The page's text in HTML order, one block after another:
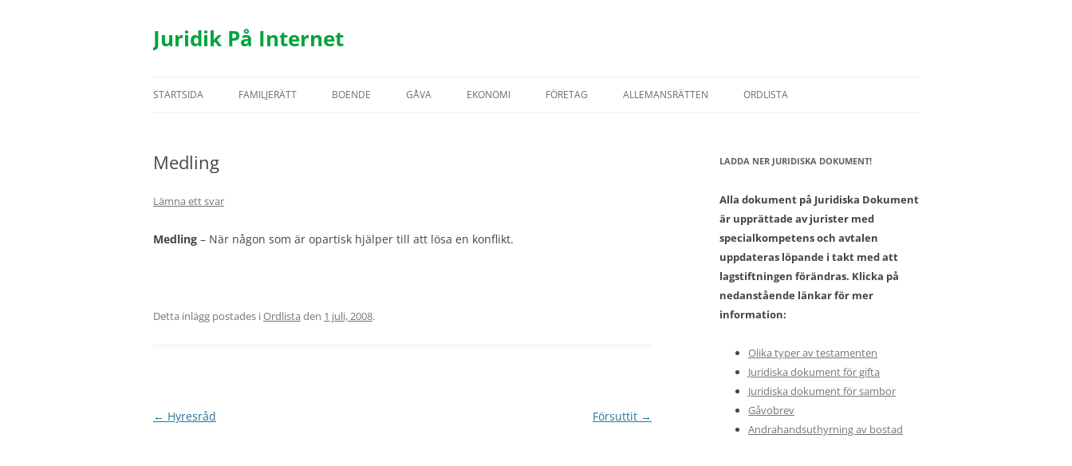
innehåll
Juridik På Internet
STARTSIDA FAMILJERÄTT BOENDE GÅVA EKONOMI
SKATT PRIVATPERSONER
FÖRETAG ALLEMANSRÄTTEN ORDLISTA
Medling
Lämna ett svar
Medling – När någon som är opartisk hjälper till att lösa en konflikt.
Detta inlägg postades iOrdlista den 1 juli, 2008.
Inläggsnavigering
← Hyresråd Försuttit →
LADDA NER JURIDISKA DOKUMENT!
Alla dokument på Juridiska Dokument
är upprättade av jurister med
specialkompetens och avtalen
uppdateras löpande i takt med att
lagstiftningen förändras. Klicka på
nedanstående länkar för mer
information:
Olika typer av testamenten
Juridiska dokument för gifta
Juridiska dokument för sambor
Gåvobrev
Andrahandsuthyrning av bostad